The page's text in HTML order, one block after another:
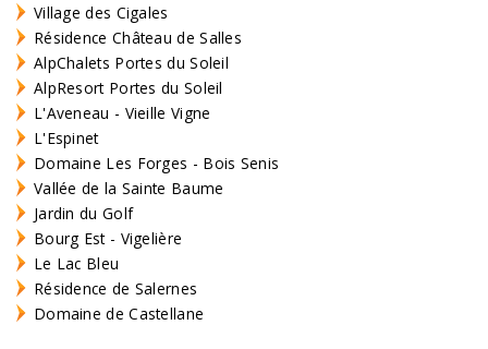
Village des Cigales
Résidence Château de Salles
AlpChalets Portes du Soleil
AlpResort Portes du Soleil
L'Aveneau - Vieille Vigne
L'Espinet
Domaine Les Forges - Bois Senis
Vallée de la Sainte Baume
Jardin du Golf
Bourg Est - Vigelière
Le Lac Bleu
Résidence de Salernes
Domaine de Castellane